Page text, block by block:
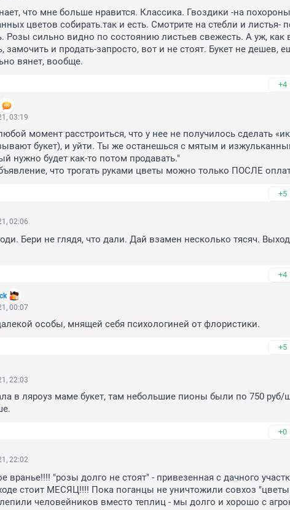
что мне больше нравится. Классика. Гвоздики -на
цветов собирать.так и есть. Смотрите на стебли и листья-
Розы сильно видно по состоянию листьев свежесть. А уж, как
замочить и продать-запросто, вот и не стоят. Букет не дешев,
вянет, вообще.
+4
03:19
момент расстроиться, что у нее не получилось сделать
букет), и уйти. Ты же останешься с мятым и
нужно будет как-то потом продавать."
что трогать руками цветы можно только ПОСЛЕ
+5
02:06
Бери не глядя, что дали. Дай взамен несколько тясяч.
+4
00:07
особы, мнящей себя психологиней от флористики.
+5
22:03
в ляроуз маме букет, там небольшие пионы были по 750 руб/
+0
22:02
вранье!!!! "розы долго не стоят" - привезенная с дачного
стоит МЕСЯЦ!!!! Пока поганцы не уничтожили совхоз "цветы
человейников вместо теплиц - мы долго и хорошо с